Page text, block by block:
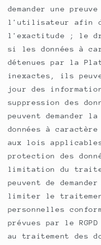
demander une
l'utilisateur afin
l'exactitude ; le
si les données à
détenues par la
inexactes, ils
jour des
suppression des
peuvent demander
données à
aux lois
protection des
limitation du
peuvent de
limiter le
personnelles
prévues par le
au traitement des